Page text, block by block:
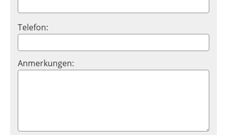
Telefon:
Anmerkungen: